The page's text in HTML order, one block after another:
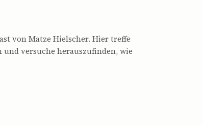
von Matze Hielscher. Hier treffe
versuche herauszufinden, wie